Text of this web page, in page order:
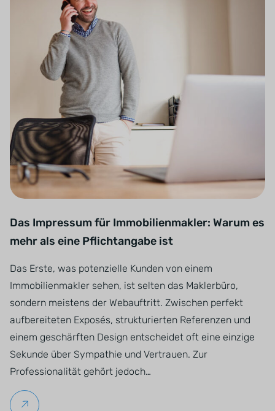
Das Impressum für Immobilienmakler: Warum es
mehr als eine Pflichtangabe ist
Das Erste, was potenzielle Kunden von einem
Immobilienmakler sehen, ist selten das Maklerbüro,
sondern meistens der Webauftritt. Zwischen perfekt
aufbereiteten Exposés, strukturierten Referenzen und
einem geschärften Design entscheidet oft eine einzige
Sekunde über Sympathie und Vertrauen. Zur
Professionalität gehört jedoch…
Weiterlesen